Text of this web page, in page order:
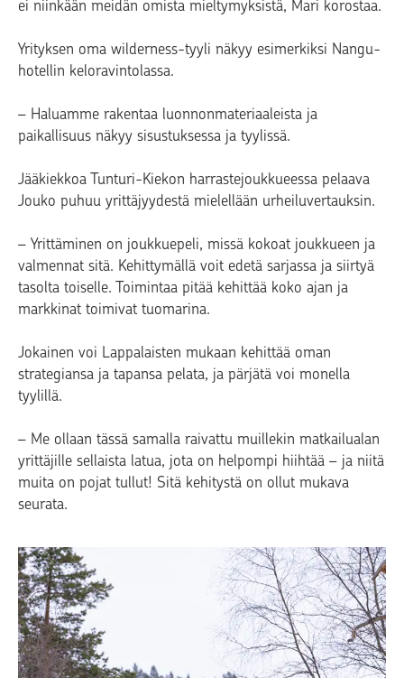
ei niinkään meidän omista mieltymyksistä, Mari korostaa.
Yrityksen oma wilderness-tyyli näkyy esimerkiksi Nangu-
hotellin keloravintolassa.
– Haluamme rakentaa luonnonmateriaaleista ja
paikallisuus näkyy sisustuksessa ja tyylissä.
Jääkiekkoa Tunturi-Kiekon harrastejoukkueessa pelaava
Jouko puhuu yrittäjyydestä mielellään urheiluvertauksin.
– Yrittäminen on joukkuepeli, missä kokoat joukkueen ja
valmennat sitä. Kehittymällä voit edetä sarjassa ja siirtyä
tasolta toiselle. Toimintaa pitää kehittää koko ajan ja
markkinat toimivat tuomarina.
Jokainen voi Lappalaisten mukaan kehittää oman
strategiansa ja tapansa pelata, ja pärjätä voi monella
tyylillä.
– Me ollaan tässä samalla raivattu muillekin matkailualan
yrittäjille sellaista latua, jota on helpompi hiihtää – ja niitä
muita on pojat tullut! Sitä kehitystä on ollut mukava
seurata.